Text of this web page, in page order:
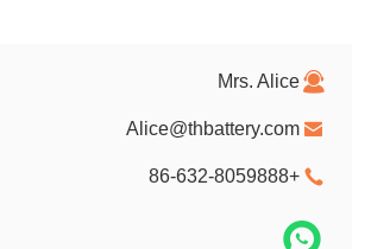
Mrs. Alice
Alice@thbattery.com
+86-632-8059888